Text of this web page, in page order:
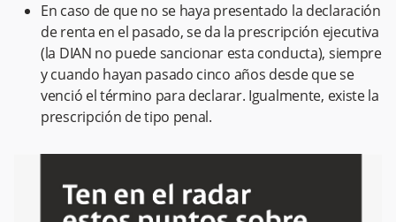
En caso de que no se haya presentado la declaración
de renta en el pasado, se da la prescripción ejecutiva
(la DIAN no puede sancionar esta conducta), siempre
y cuando hayan pasado cinco años desde que se
venció el término para declarar. Igualmente, existe la
prescripción de tipo penal.